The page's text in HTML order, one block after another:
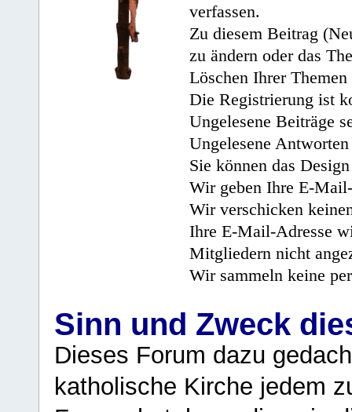
verfassen.
Zu diesem Beitrag
zu ändern oder das
Löschen Ihrer
Die Registrierung ist
Ungelesene Beiträge
Ungelesene
Sie können das
Wir geben Ihre E-
Wir verschicken
Ihre E-Mail-Adresse
Mitgliedern nicht
Wir sammeln keine
Sinn und Zweck
Dieses Forum dazu
katholische Kirche jedem